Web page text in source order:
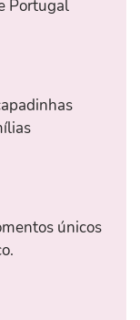
Portugal
únicos